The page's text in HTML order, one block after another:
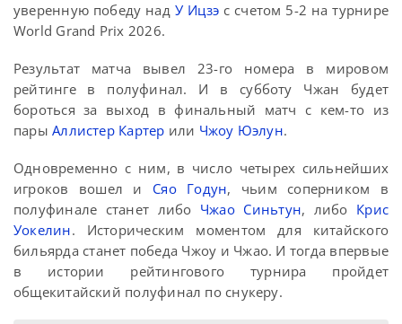
уверенную победу над У Ицзэс счетом 5-2 на турнире
World Grand Prix 2026.
Результат матча вывел 23-го номера в мировом
рейтинге в полуфинал. И в субботу Чжан будет
бороться за выход в финальный матч с кем-то из
парыАллистер Картер или Чжоу Юэлун.
Одновременно с ним, в число четырех сильнейших
игроков вошел и Сяо Годун, чьим соперником в
полуфинале станет либо Чжао Синьтун, либо Крис
Уокелин. Историческим моментом для китайского
бильярда станет победа Чжоу и Чжао. И тогда впервые
в истории рейтингового турнира пройдет
общекитайский полуфинал по снукеру.